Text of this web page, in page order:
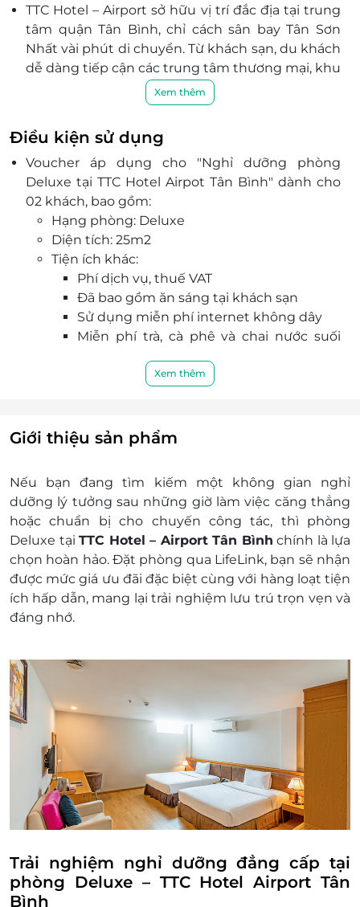
TTC Hotel – Airport sở hữu vị trí đắc địa tại trung
tâm quận Tân Bình, chỉ cách sân bay Tân Sơn
Nhất vài phút di chuyển. Từ khách sạn, du khách
dễ dàng tiếp cận các trung tâm thương mại, khu
vui chơi, địa điểm ăn uống nổi tiếng và các điểm
Khách sạn mang đến trải nghiệm lưu trú trọn
vẹn với hệ thống dịch vụ hiện đại và chuyên
nghiệp:
Nhà hàng sang trọng: Phục vụ buffet sáng
đa dạng hoặc thực đơn alacarte theo yêu
cầu.
Phòng hội nghị: Đầy đủ thiết bị, phù hợp tổ
chức các buổi họp mặt, sự kiện.
Phòng gym miễn phí: Trang bị máy tập cơ
bản, view nhìn ra thành phố thoáng đãng.
Lễ tân 24/7, hỗ trợ tận tình mọi nhu cầu của
khách hàng.
Xem thêm
Điều kiện sử dụng
Voucher áp dụng cho "Nghỉ dưỡng phòng
Deluxe tại TTC Hotel Airpot Tân Bình" dành cho
02 khách, bao gồm:
Hạng phòng: Deluxe
Diện tích: 25m2
Tiện ích khác:
Phí dịch vụ, thuế VAT
Đã bao gồm ăn sáng tại khách sạn
Sử dụng miễn phí internet không dây
Miễn phí trà, cà phê và chai nước suối
Dịch vụ không bao gồm:
Chi phí không được nếu trong chương trình
Chi phí di chuyển tới khách sạn,….
Trẻ em từ 6-11 tuổi: phụ thu 100.000 vnđ/ bé
ngủ chung giường với bố mẹ
Phụ thu giường phụ + ăn sáng: 270.000
vnđ/phòng/đêm
Điều kiện đặt phòng:
Hotline đặt phòng & tư vấn (9h-20h): 1900
2065 / 0934.661.016
Văn phòng HCM: 028.6680 8757 /
Liên hệ cho LifeLink để kiểm tra tình trạng
phòng trống trước khi mua dịch vụ và nhận
mức giá ưu đãi nhất
Phụ thu:
Giá áp dụng tháng thấp điểm: 1, 2, 3, 4, 5, 9,
10, 11, 12
Các tháng cao điểm: 6, 7, 8 phụ thu 50.000
vnđ/phòng/đêm
Lễ tết áp dụng chính sách riêng
Giờ nhận phòng: 14h00
Giờ trả phòng: 12h00
Điều kiện khác:
Xem thêm
Giới thiệu sản phẩm
Nếu bạn đang tìm kiếm một không gian nghỉ
dưỡng lý tưởng sau những giờ làm việc căng thẳng
hoặc chuẩn bị cho chuyến công tác, thì phòng
Deluxe tại TTC Hotel – Airport Tân Bình chính là lựa
chọn hoàn hảo. Đặt phòng qua LifeLink, bạn sẽ nhận
được mức giá ưu đãi đặc biệt cùng với hàng loạt tiện
ích hấp dẫn, mang lại trải nghiệm lưu trú trọn vẹn và
đáng nhớ.
Trải nghiệm nghỉ dưỡng đẳng cấp tại
phòng Deluxe – TTC Hotel Airport Tân
Bình